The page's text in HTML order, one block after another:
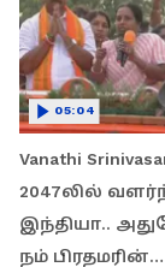
Vanathi
2047லில்
இந்தியா..
நம் பிரதமரின்
05:04